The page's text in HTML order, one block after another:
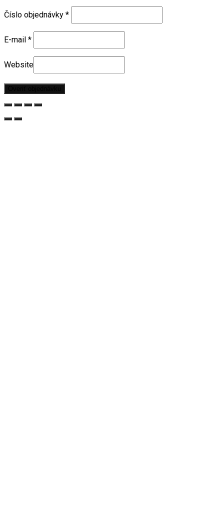
Číslo objednávky *
E-mail *
Website